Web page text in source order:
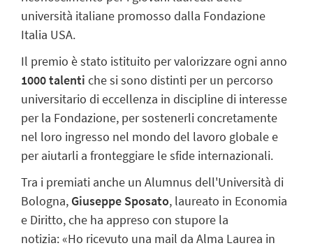
università italiane promosso dalla Fondazione
Italia USA.
Il premio è stato istituito per valorizzare ogni anno
1000 talenti che si sono distinti per un percorso
universitario di eccellenza in discipline di interesse
per la Fondazione, per sostenerli concretamente
nel loro ingresso nel mondo del lavoro globale e
per aiutarli a fronteggiare le sfide internazionali.
Tra i premiati anche un Alumnus dell'Università di
Bologna, Giuseppe Sposato, laureato in Economia
e Diritto, che ha appreso con stupore la
notizia: «Ho ricevuto una mail da Alma Laurea in